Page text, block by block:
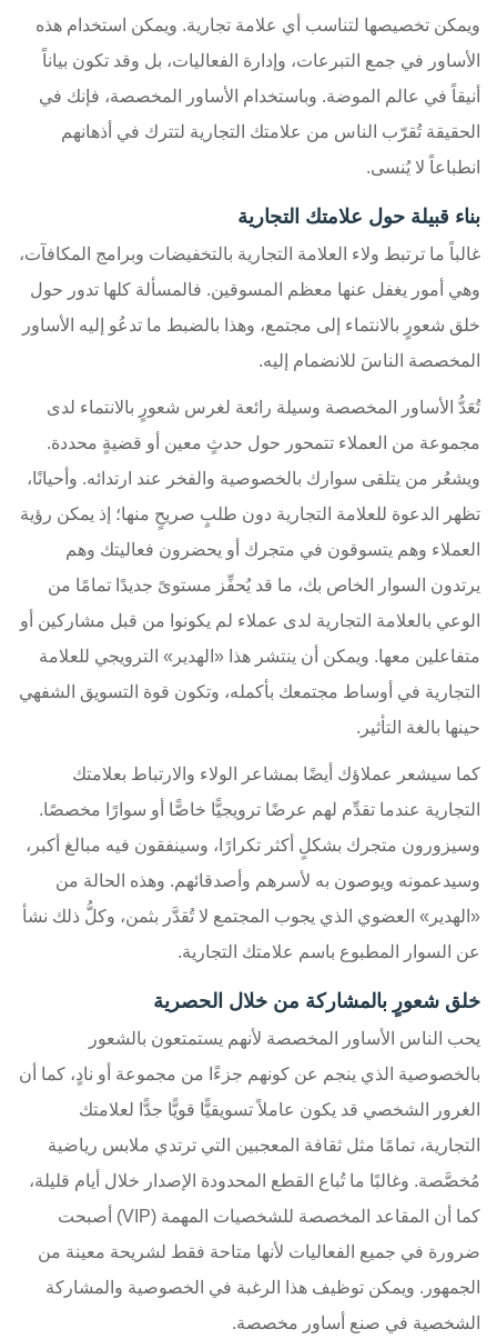
ويمكن تخصيصها لتناسب أي علامة تجارية. ويمكن استخدام هذه
الأساور في جمع التبرعات، وإدارة الفعاليات، بل وقد تكون بياناً
أنيقاً في عالم الموضة. وباستخدام الأساور المخصصة، فإنك في
الحقيقة تُقرّب الناس من علامتك التجارية لتترك في أذهانهم
انطباعاً لا يُنسى.
بناء قبيلة حول علامتك التجارية
غالباً ما ترتبط ولاء العلامة التجارية بالتخفيضات وبرامج المكافآت،
وهي أمور يغفل عنها معظم المسوقين. فالمسألة كلها تدور حول
خلق شعورٍ بالانتماء إلى مجتمع، وهذا بالضبط ما تدعُو إليه الأساور
المخصصة الناسَ للانضمام إليه.
تُعَدُّ الأساور المخصصة وسيلة رائعة لغرس شعورٍ بالانتماء لدى
مجموعة من العملاء تتمحور حول حدثٍ معين أو قضيةٍ محددة.
ويشعُر من يتلقى سوارك بالخصوصية والفخر عند ارتدائه. وأحيانًا،
تظهر الدعوة للعلامة التجارية دون طلبٍ صريحٍ منها؛ إذ يمكن رؤية
العملاء وهم يتسوقون في متجرك أو يحضرون فعاليتك وهم
يرتدون السوار الخاص بك، ما قد يُحفِّز مستوىً جديدًا تمامًا من
الوعي بالعلامة التجارية لدى عملاء لم يكونوا من قبل مشاركين أو
متفاعلين معها. ويمكن أن ينتشر هذا «الهدير» الترويجي للعلامة
التجارية في أوساط مجتمعك بأكمله، وتكون قوة التسويق الشفهي
حينها بالغة التأثير.
كما سيشعر عملاؤك أيضًا بمشاعر الولاء والارتباط بعلامتك
التجارية عندما تقدِّم لهم عرضًا ترويجيًّا خاصًّا أو سوارًا مخصصًا.
وسيزورون متجرك بشكلٍ أكثر تكرارًا، وسينفقون فيه مبالغ أكبر،
وسيدعمونه ويوصون به لأسرهم وأصدقائهم. وهذه الحالة من
«الهدير» العضوي الذي يجوب المجتمع لا تُقدَّر بثمن، وكلُّ ذلك نشأ
عن السوار المطبوع باسم علامتك التجارية.
خلق شعورٍ بالمشاركة من خلال الحصرية
يحب الناس الأساور المخصصة لأنهم يستمتعون بالشعور
بالخصوصية الذي ينجم عن كونهم جزءًا من مجموعة أو نادٍ، كما أن
الغرور الشخصي قد يكون عاملاً تسويقيًّا قويًّا جدًّا لعلامتك
التجارية، تمامًا مثل ثقافة المعجبين التي ترتدي ملابس رياضية
مُخصَّصة. وغالبًا ما تُباع القطع المحدودة الإصدار خلال أيام قليلة،
كما أن المقاعد المخصصة للشخصيات المهمة (VIP) أصبحت
ضرورة في جميع الفعاليات لأنها متاحة فقط لشريحة معينة من
الجمهور. ويمكن توظيف هذا الرغبة في الخصوصية والمشاركة
الشخصية في صنع أساور مخصصة.